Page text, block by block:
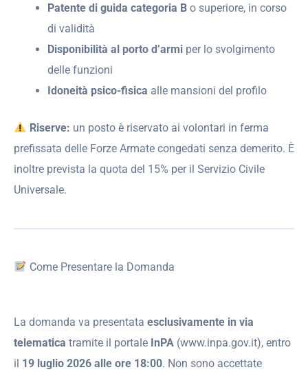
Patente di guida categoria B o superiore, in corso
di validità
Disponibilità al porto d’armi per lo svolgimento
delle funzioni
Idoneità psico-fisica alle mansioni del profilo
Riserve: un posto è riservato ai volontari in ferma
prefissata delle Forze Armate congedati senza demerito. È
inoltre prevista la quota del 15% per il Servizio Civile
Universale.
Come Presentare la Domanda
La domanda va presentata esclusivamente in via
telematica tramite il portale InPA (www.inpa.gov.it), entro
il 19 luglio 2026 alle ore 18:00. Non sono accettate